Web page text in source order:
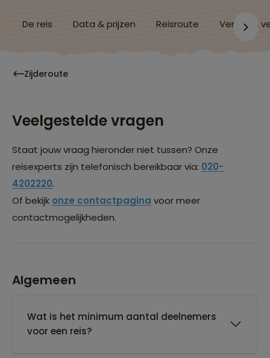
De reis Data & prijzen Reisroute Verblijf &
Zijderoute
Veelgestelde vragen
Staat jouw vraag hieronder niet tussen? Onze
reisexperts zijn telefonisch bereikbaar via: 020-
4202220.
Of bekijk onze contactpagina voor meer
contactmogelijkheden.
Algemeen
Wat is het minimum aantal deelnemers
voor een reis?